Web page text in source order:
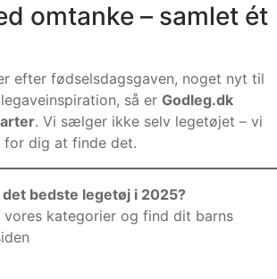
omtanke – samlet ét
efter fødselsdagsgaven, noget nyt til
så er Godleg.dk
. Vi sælger ikke selv legetøjet – vi
dig at finde det.
bedste legetøj i 2025?
vores kategorier og find dit barns